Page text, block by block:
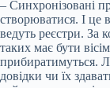
– Синхронізовані
створюватися. І це
ведуть реєстри. За
таких має бути
прибиратимуться.
довідки чи їх